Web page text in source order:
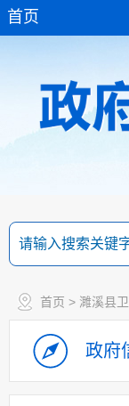
首页
首页 > 濉溪县
政府